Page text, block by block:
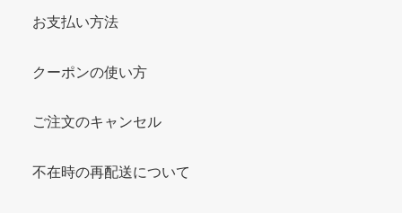
お支払い方法
クーポンの使い方
ご注文のキャンセル
不在時の再配送について